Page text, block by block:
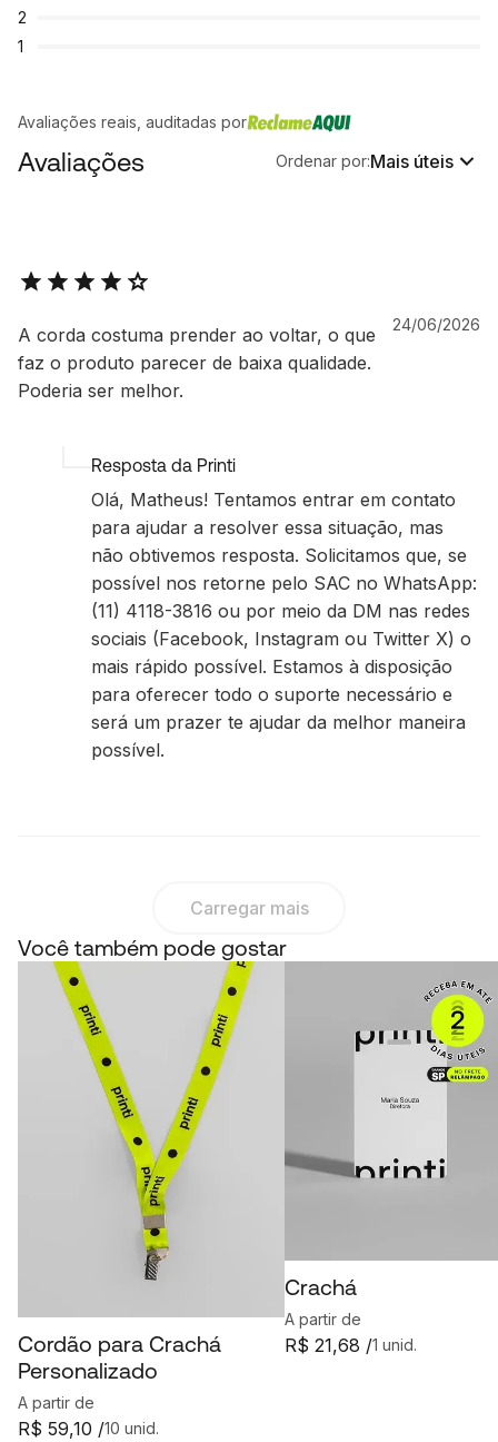
2
1
Avaliações reais, auditadas por
Avaliações Ordenar por:Mais úteis
A corda costuma prender ao voltar, o que
faz o produto parecer de baixa qualidade.
Poderia ser melhor.
24/06/2026
Resposta da Printi
Olá, Matheus! Tentamos entrar em contato
para ajudar a resolver essa situação, mas
não obtivemos resposta. Solicitamos que, se
possível nos retorne pelo SAC no WhatsApp:
(11) 4118-3816 ou por meio da DM nas redes
sociais (Facebook, Instagram ou Twitter X) o
mais rápido possível. Estamos à disposição
para oferecer todo o suporte necessário e
será um prazer te ajudar da melhor maneira
possível.
Carregar mais
Você também pode gostar
Cordão para Crachá
Personalizado
A partir de
10 unid.
R$ 59,10 /
Crachá
A partir de
1 unid.
R$ 21,68 /